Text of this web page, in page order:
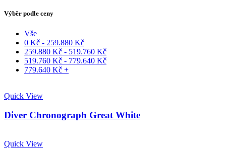
Výběr podle ceny
Vše
0 Kč - 259.880 Kč
259.880 Kč - 519.760 Kč
519.760 Kč - 779.640 Kč
779.640 Kč +
Quick View
Diver Chronograph Great White
Quick View